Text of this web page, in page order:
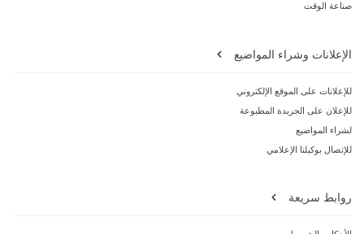
صناعة الوقت
الإعلانات وشراء المواضيع
للإعلانات على الموقع الإلكتروني
للإعلان على الجريدة المطبوعة
لشراء المواضيع
للإتصال بوكيلنا الإعلامي
روابط سريعة